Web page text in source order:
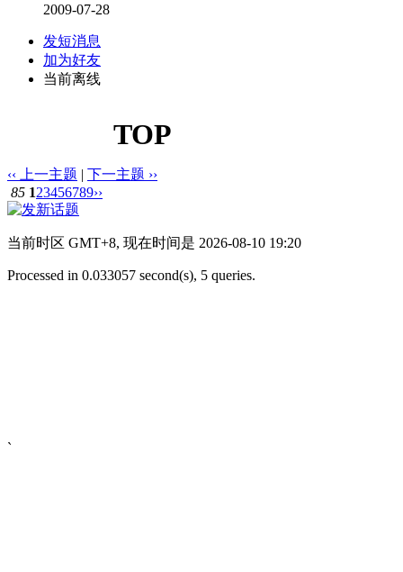
2009-07-28
发短消息
加为好友
当前离线
TOP
‹‹ 上一主题 | 下一主题 ››
85 123456789››
当前时区 GMT+8, 现在时间是 2026-08-10 19:20
Processed in 0.033057 second(s), 5 queries.
`